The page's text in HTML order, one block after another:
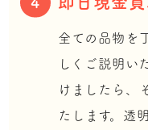
全ての品物を
しくご説明い
けましたら、
たします。透